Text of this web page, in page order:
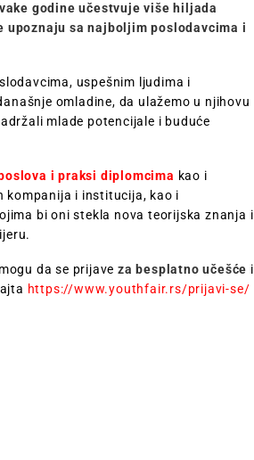
godine učestvuje više hiljada
sa najboljim poslodavcima i
uspešnim ljudima i
omladine, da ulažemo u njihovu
mlade potencijale i buduće
i praksi diplomcima kao i
kompanija i institucija, kao i
bi oni stekla nova teorijska znanja i
da se prijaveza besplatno učešće i
https://www.youthfair.rs/prijavi-se/